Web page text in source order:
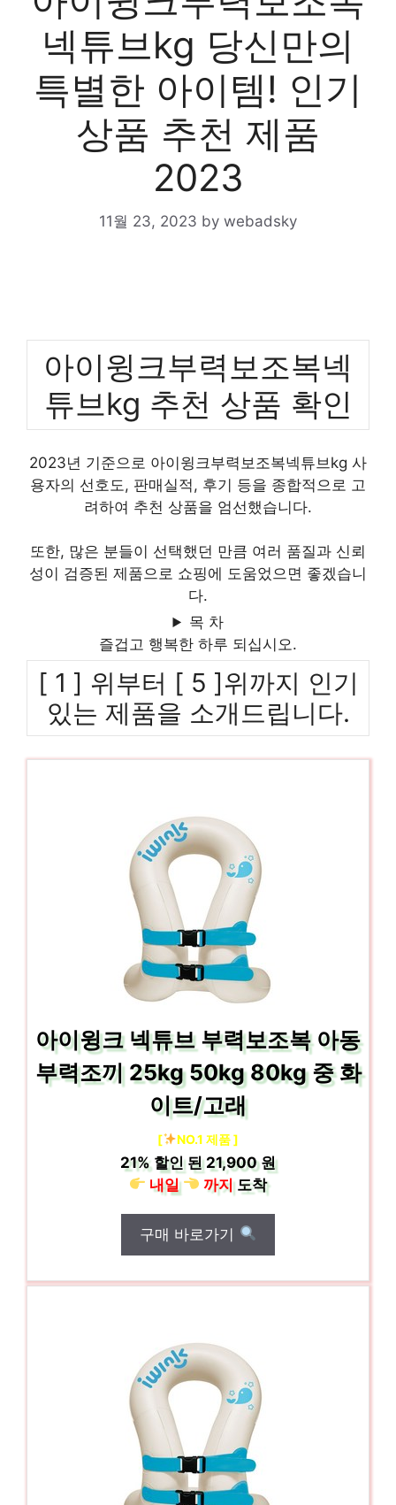
넥튜브kg 당신만의
특별한 아이템! 인기
상품 추천 제품
2023
11월 23, 2023 by webadsky
아이윙크부력보조복넥
튜브kg 추천 상품 확인
2023년 기준으로 아이윙크부력보조복넥튜브kg 사
용자의 선호도, 판매실적, 후기 등을 종합적으로 고
려하여 추천 상품을 엄선했습니다.
또한, 많은 분들이 선택했던 만큼 여러 품질과 신뢰
성이 검증된 제품으로 쇼핑에 도움었으면 좋겠습니
다.
목 차
즐겁고 행복한 하루 되십시오.
[ 1 ] 위부터 [ 5 ]위까지 인기
있는 제품을 소개드립니다.
아이윙크 넥튜브 부력보조복 아동
부력조끼 25kg 50kg 80kg 중 화
이트/고래
[ NO.1 제품 ]
21% 할인 된21,900 원
내일
까지도착
구매 바로가기